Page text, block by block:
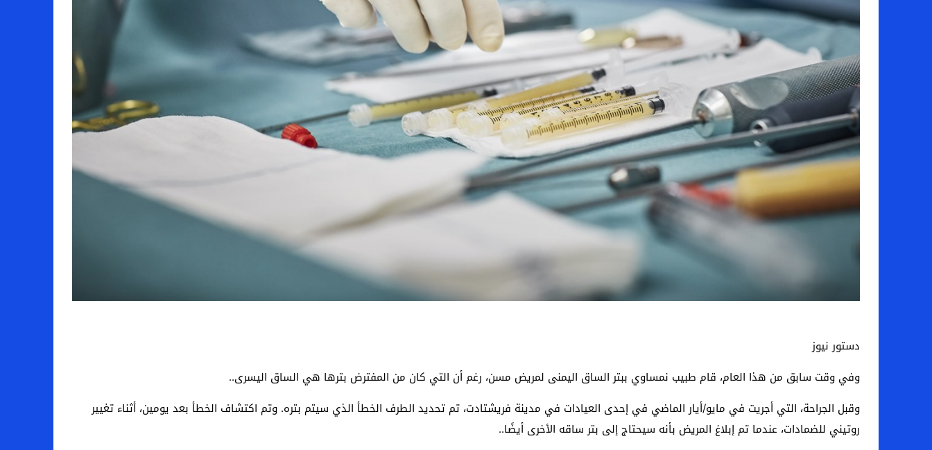
دستور نيوز
وفي وقت سابق من هذا العام، قام طبيب نمساوي ببتر الساق اليمنى لمريض مسن، رغم أن التي كان من المفترض بترها هي الساق اليسرى..
وقبل الجراحة، التي أجريت في مايو/أيار الماضي في إحدى العيادات في مدينة فريشتادت، تم تحديد الطرف الخطأ الذي سيتم بتره. وتم اكتشاف الخطأ بعد يومين، أثناء تغيير
روتيني للضمادات، عندما تم إبلاغ المريض بأنه سيحتاج إلى بتر ساقه الأخرى أيضًا..